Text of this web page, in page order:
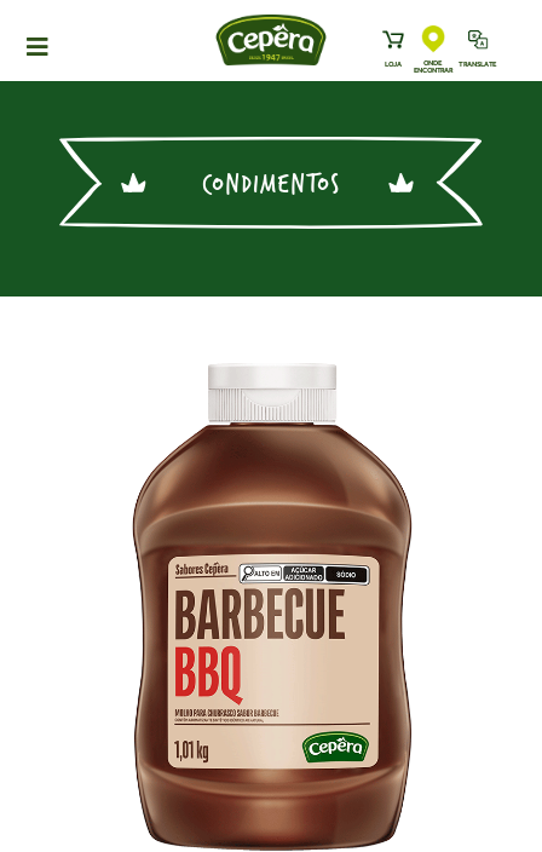
LOJA
ONDE
ENCONTRAR
TRANSLATE
PRODUTOS
RECEITAS
NEWS
DOWNLOADS
TRABALHE CONOSCO
CONDIMENTOS